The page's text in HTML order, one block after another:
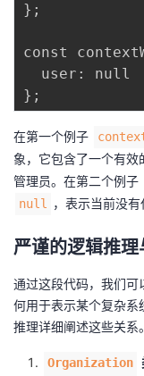
};
const
  user: null
在第一个例子
象，它包含了一个有效
管理员。在第二个例子
null ，表示当前没有
严谨的逻辑推理
通过这段代码，我们可
何用于表示某个复杂系
推理详细阐述这些关系。
Organization